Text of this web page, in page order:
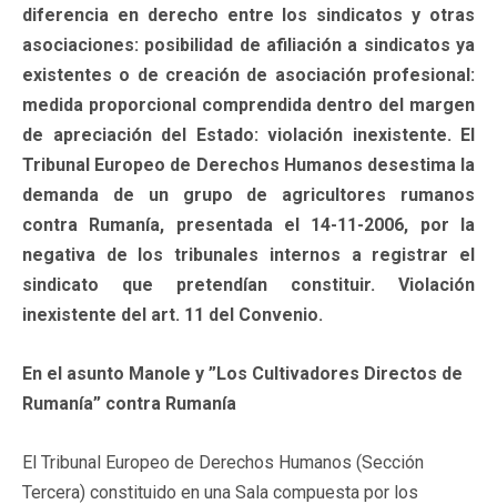
diferencia en derecho entre los sindicatos y otras
asociaciones: posibilidad de afiliación a sindicatos ya
existentes o de creación de asociación profesional:
medida proporcional comprendida dentro del margen
de apreciación del Estado: violación inexistente. El
Tribunal Europeo de Derechos Humanos desestima la
demanda de un grupo de agricultores rumanos
contra Rumanía, presentada el 14-11-2006, por la
negativa de los tribunales internos a registrar el
sindicato que pretendían constituir. Violación
inexistente del art. 11 del Convenio.
En el asunto Manole y ”Los Cultivadores Directos de
Rumanía” contra Rumanía
El Tribunal Europeo de Derechos Humanos (Sección
Tercera) constituido en una Sala compuesta por los